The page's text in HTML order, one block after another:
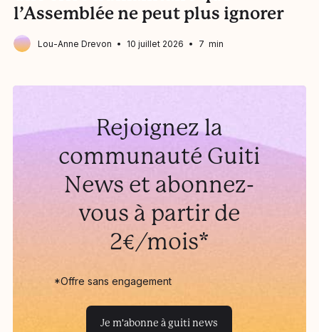
l’Assemblée ne peut plus ignorer
Lou-Anne Drevon 10 juillet 2026 7 min
Rejoignez la
communauté Guiti
News et abonnez-
vous à partir de
2€/mois*
*Offre sans engagement
Je m'abonne à guiti news